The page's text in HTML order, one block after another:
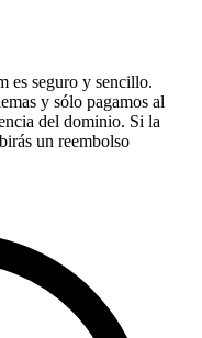
es seguro y sencillo.
y sólo pagamos al
del dominio. Si la
un reembolso